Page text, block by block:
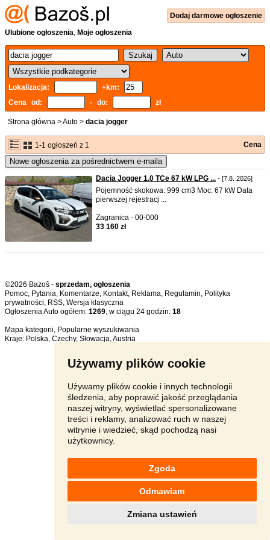
Używamy plików cookie
Używamy plików cookie i innych technologii
śledzenia, aby poprawić jakość przeglądania
naszej witryny, wyświetlać spersonalizowane
treści i reklamy, analizować ruch w naszej
witrynie i wiedzieć, skąd pochodzą nasi
użytkownicy.
Zgoda
Odmawiam
Zmiana ustawień
Dodaj darmowe ogłoszenie
Ulubione ogłoszenia, Moje ogłoszenia
Lokalizacja:
+km:
Cena od:
- do: zł
Strona główna >Auto > dacia jogger
1-1 ogłoszeń z 1 Cena
Nowe ogłoszenia za pośrednictwem e-maila
Dacia Jogger 1.0 TCe 67 kW LPG ... - [7.8. 2026]
Pojemność skokowa: 999 cm3 Moc: 67 kW Data
pierwszej rejestracj ...
Zagranica - 00-000
33 160 zł
©2026 Bazoš - sprzedam, ogłoszenia
Pomoc, Pytania, Komentarze, Kontakt, Reklama, Regulamin, Polityka
prywatności, RSS,
Ogłoszenia Auto ogółem: 1269, w ciągu 24 godzin: 18
Mapa kategorii, Popularne wyszukiwania
Kraje: Polska, Czechy, Słowacja,Austria